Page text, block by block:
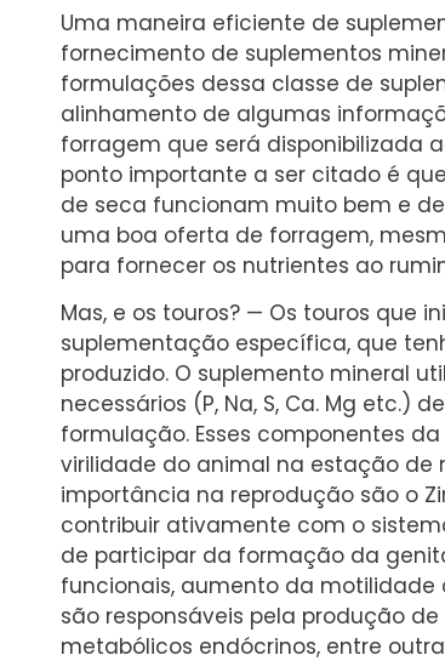
Uma maneira eficiente de
fornecimento de suplementos
formulações dessa classe de
alinhamento de algumas
forragem que será disponibilizada
ponto importante a ser citado é
de seca funcionam muito bem e
uma boa oferta de forragem,
para fornecer os nutrientes ao
Mas, e os touros? — Os touros que
suplementação específica, que
produzido. O suplemento mineral
necessários (P, Na, S, Ca. Mg etc.)
formulação. Esses componentes
virilidade do animal na estação de
importância na reprodução são o
contribuir ativamente com o
de participar da formação da
funcionais, aumento da
são responsáveis pela produção
metabólicos endócrinos, entre